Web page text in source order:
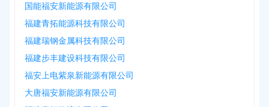
国能福安新能源有限公司
福建青拓能源科技有限公司
福建瑞钢金属科技有限公司
福建步丰建设科技有限公司
福安上电紫泉新能源有限公司
大唐福安新能源有限公司